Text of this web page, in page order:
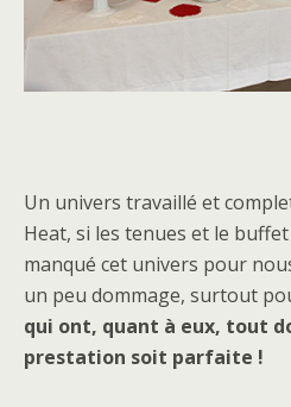
Un univers travaillé et
Heat, si les tenues et le
manqué cet univers pour
un peu dommage, surtout
qui ont, quant à eux, tout
prestation soit parfaite !